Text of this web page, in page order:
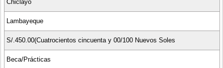
Chiclayo
Lambayeque
S/.450.00(Cuatrocientos cincuenta y 00/100 Nuevos Soles
Beca/Prácticas